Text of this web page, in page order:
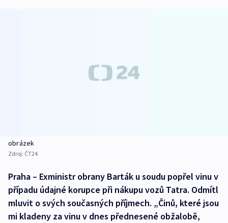
obrázek
Zdroj: ČT24
Praha – Exministr obrany Barták u soudu popřel vinu v
případu údajné korupce při nákupu vozů Tatra. Odmítl
mluvit o svých současných příjmech. „Činů, které jsou
mi kladeny za vinu v dnes přednesené obžalobě,